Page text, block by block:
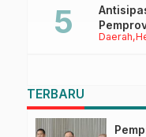
Daerah
Ruang
TERBARU